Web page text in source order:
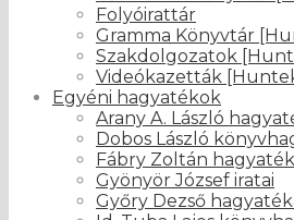
Folyóirattár
Gramma Könyvtár
Szakdolgozatok
Videókazetták
Egyéni hagyatékok
Arany A. László
Dobos László
Fábry Zoltán
Gyönyör József iratai
Győry Dezső